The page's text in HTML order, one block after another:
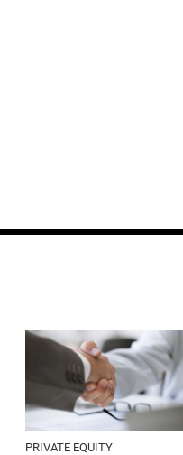
PRIVATE EQUITY